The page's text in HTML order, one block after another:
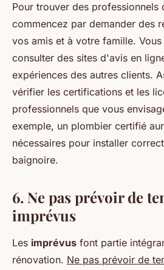
Pour trouver des professionnels
commencez par demander des
vos amis et à votre famille.
consulter des sites d'avis en
expériences des autres clients.
vérifier les certifications et les
professionnels que vous
exemple, un plombier certifié
nécessaires pour installer
baignoire.
6. Ne pas prévoir de
imprévus
Les imprévus font partie
rénovation. Ne pas prévoir de